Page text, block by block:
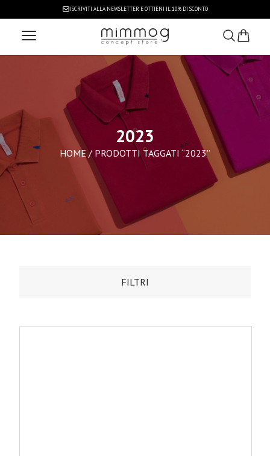
ISCRIVITI ALLA NEWSLETTER E OTTIENI IL 10% DI SCONTO
2023
HOME / PRODOTTI TAGGATI “2023”
FILTRI